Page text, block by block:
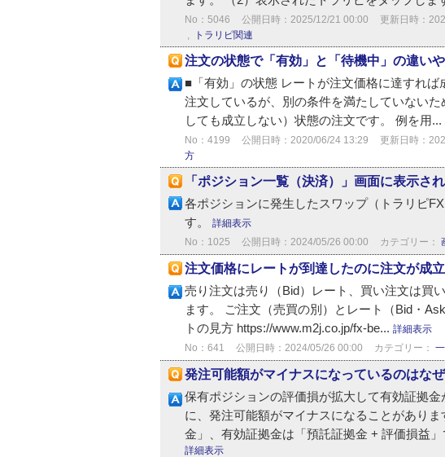
No：5046
公開日時：2025/12/21 00:00 更新日時：
,
トラリピ関連
注文の状態で「有効」と「待機中」の違い
■「有効」の状態 レートが注文価格に達すれ
注文しているが、別の条件を満たしていない
しても成立しない）状態の注文です。 例を用...
No：4199
公開日時：2020/06/24 13:29 更新日時：
方
「ポジション一覧（決済）」画面に表示さ
各ポジションに発生したスワップ（トラリピ
す。
詳細表示
No：1025
公開日時：2024/05/26 00:00 カテゴリー：
注文価格にレートが到達したのに注文が成
売り注文は売り（Bid）レート、買い注文は買
ます。 ご注文（売買の別）とレート（Bid・
トの見方 https://www.m2j.co.jp/fx-be... 詳細表示
No：641
公開日時：2024/05/26 00:00 カテゴリー：
発注可能額がマイナスになっているのはな
保有ポジションの評価損が拡大して有効証拠
に、発注可能額がマイナスになることがあり
金」、有効証拠金は「預託証拠金 + 評価損益
詳細表示